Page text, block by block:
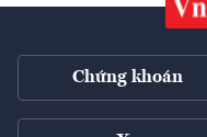
Chứng khoán